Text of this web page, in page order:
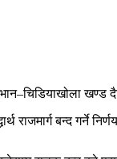
खण्ड
बन्द गर्ने